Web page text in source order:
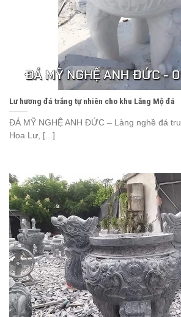
Lư hương đá trắng tự nhiên cho khu Lăng Mộ đá
ĐÁ MỸ NGHỆ ANH ĐỨC – Làng nghề đá
Hoa Lư, [...]